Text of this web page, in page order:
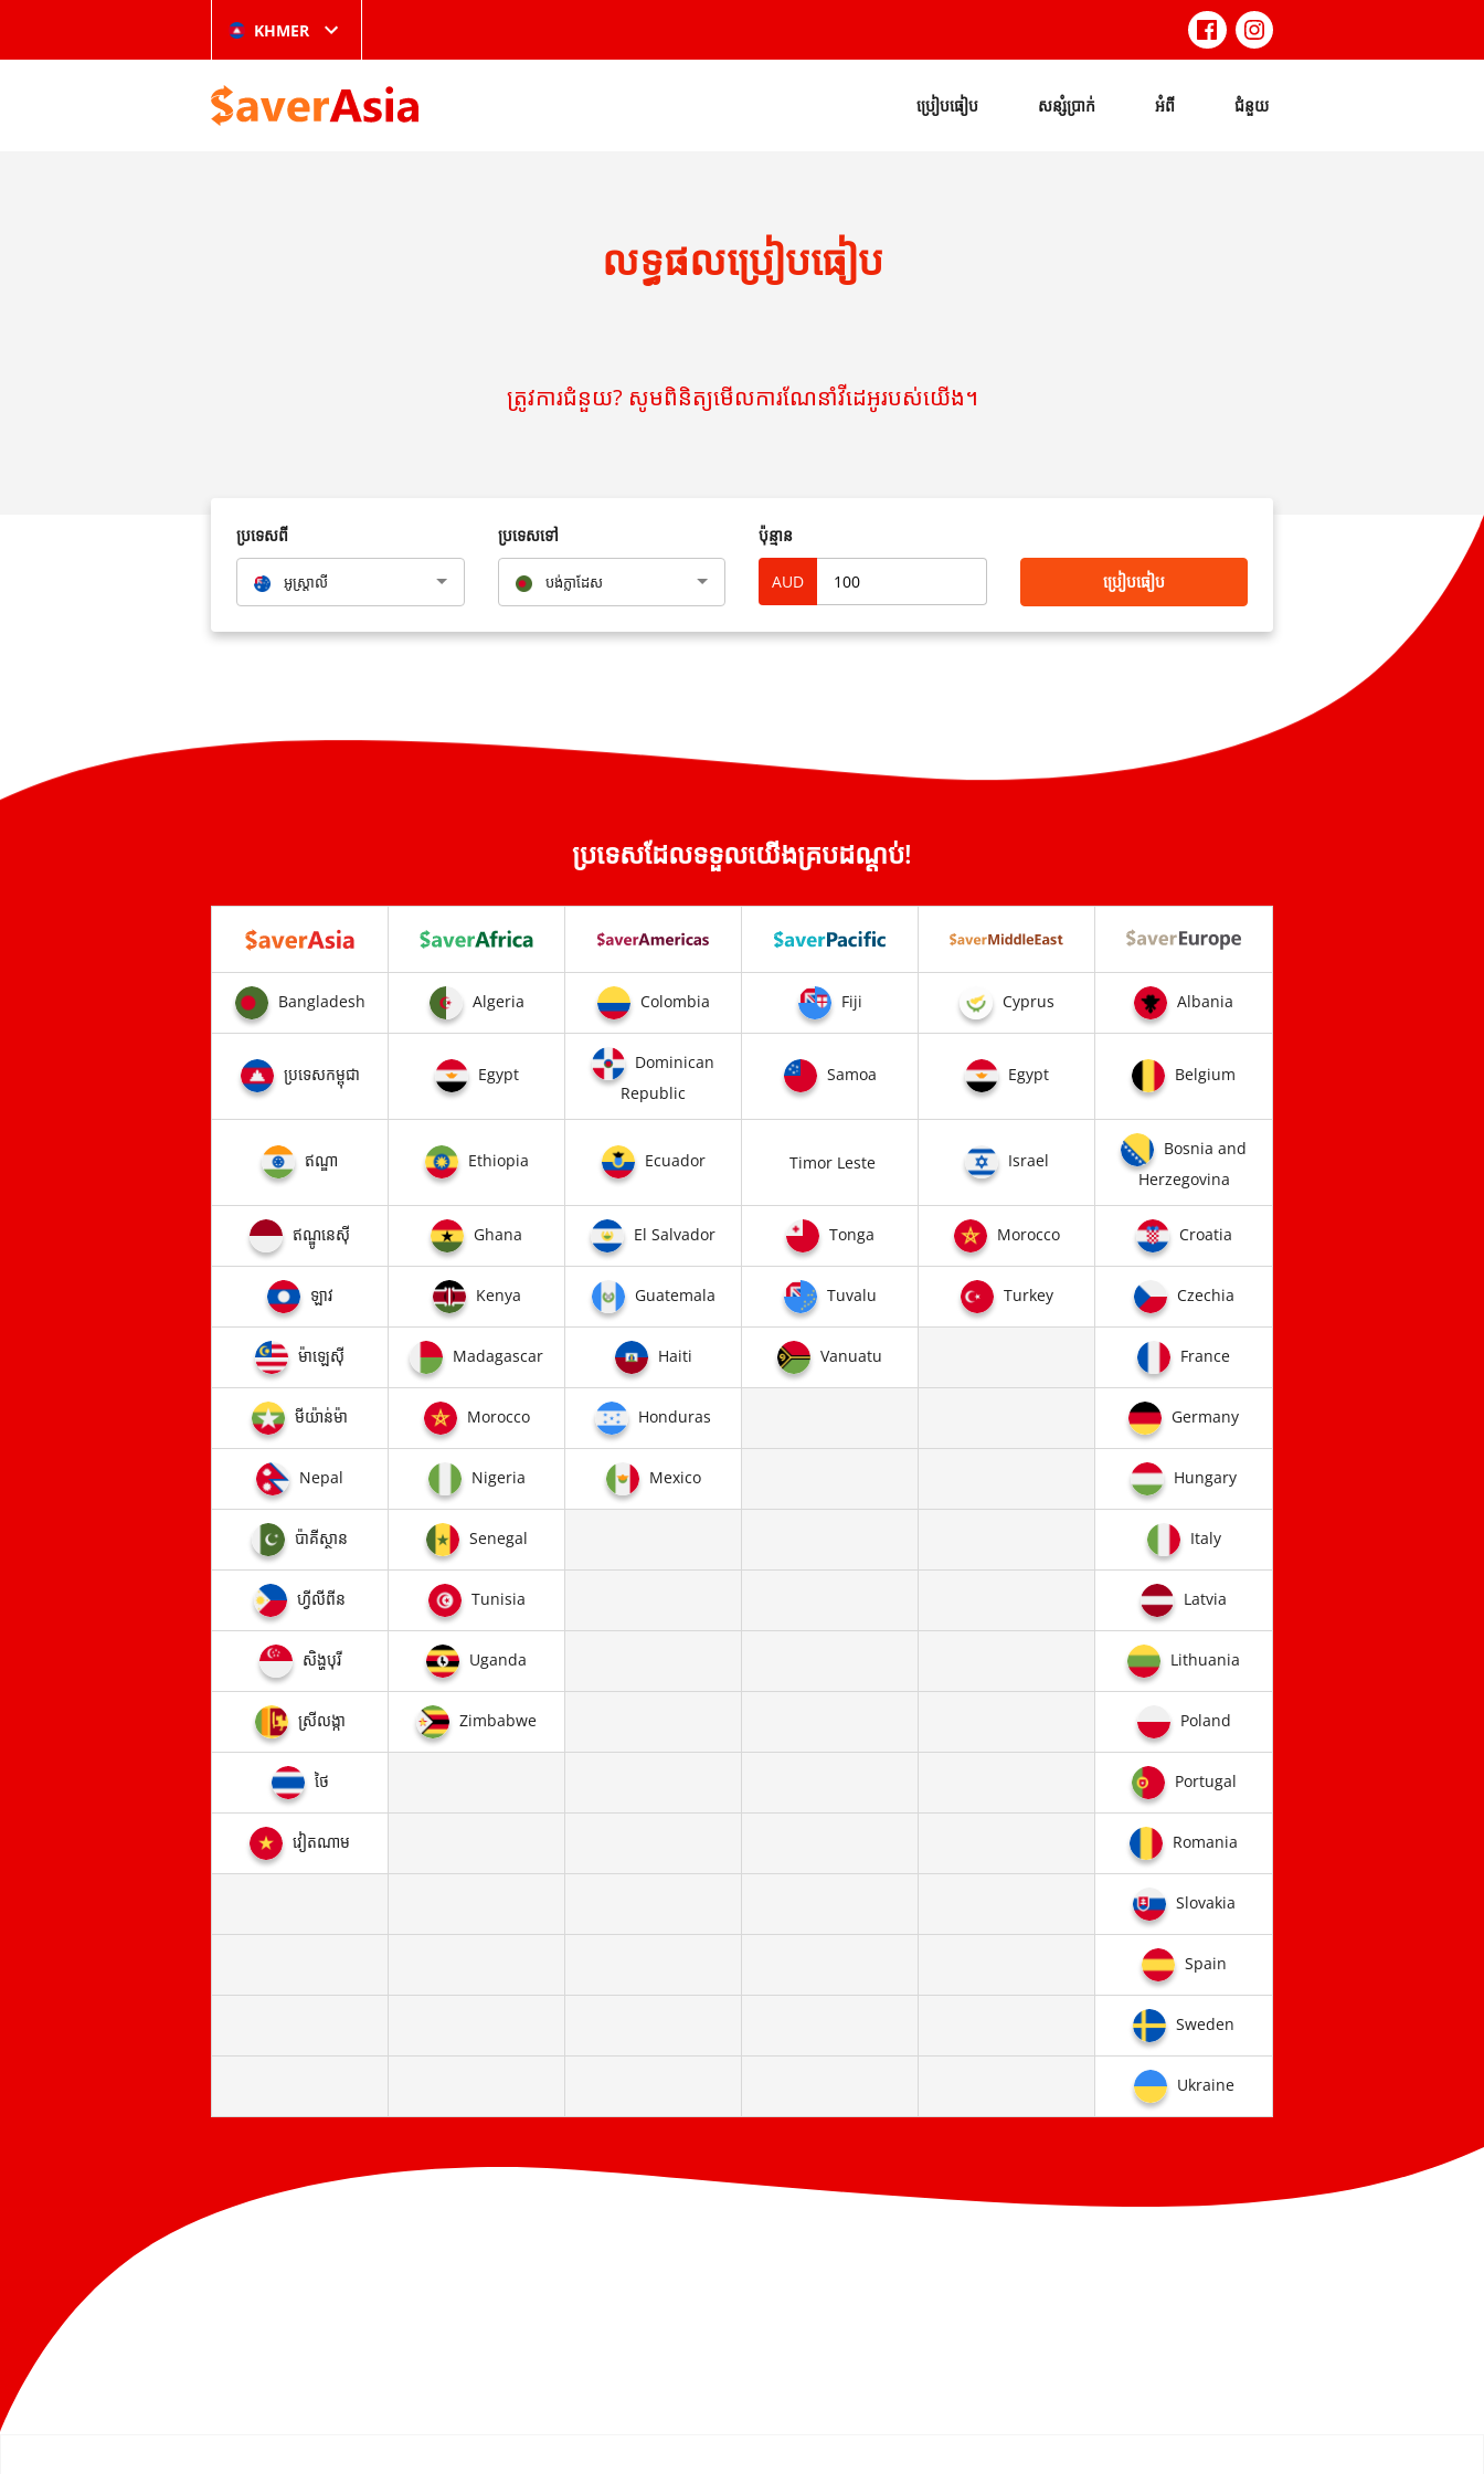
KHMER
ប្រៀបធៀប សន្សំប្រាក់ អំពី ជំនួយ
លទ្ធផលប្រៀបធៀប
ត្រូវការជំនួយ? សូមពិនិត្យមើលការណែនាំវីដេអូរបស់យើង។
ប្រទេសពី
អូស្រ្តាលី​
ប្រទេសទៅ
បង់ក្លាដែស
ប៉ុន្មាន
AUD ប្រៀបធៀប
ប្រទេសដែលទទួលយើងគ្របដណ្តប់!
Bangladesh Algeria Colombia Fiji Cyprus Albania
ប្រទេសកម្ពុជា Egypt
Dominican
Republic
Samoa Egypt Belgium
ឥណ្ឌា Ethiopia Ecuador Timor Leste Israel
Bosnia and
Herzegovina
ឥណ្ឌូនេស៊ី​ Ghana El Salvador Tonga Morocco Croatia
ឡាវ Kenya Guatemala Tuvalu Turkey Czechia
ម៉ាឡេស៊ី​ Madagascar Haiti Vanuatu France
មីយ៉ាន់ម៉ា Morocco Honduras Germany
Nepal Nigeria Mexico Hungary
ប៉ាគីស្ថាន Senegal Italy
ហ្វីលីពីន Tunisia Latvia
សិង្ហបុរី Uganda Lithuania
ស្រី​លង្កា Zimbabwe Poland
ថៃ Portugal
វៀតណាម​ Romania
Slovakia
Spain
Sweden
Ukraine